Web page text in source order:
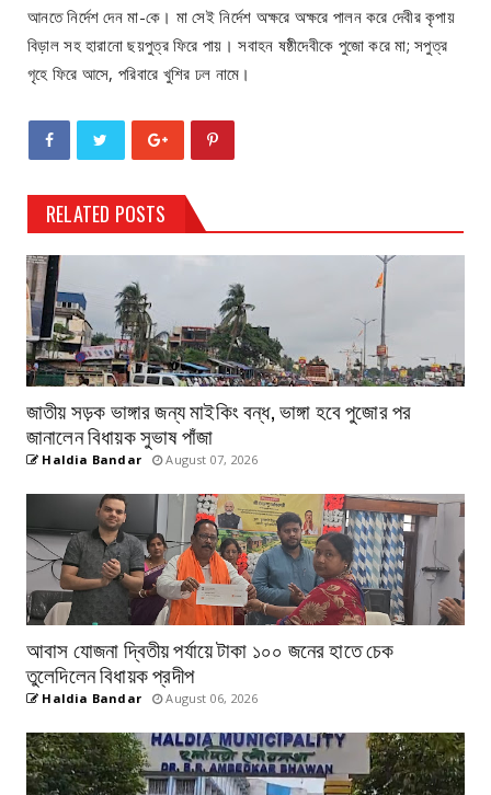
আনতে নির্দেশ দেন মা-কে। মা সেই নির্দেশ অক্ষরে অক্ষরে পালন করে দেবীর কৃপায়
বিড়াল সহ হারানো ছয়পুত্র ফিরে পায়। সবাহন ষষ্ঠীদেবীকে পুজো করে মা; সপুত্র
গৃহে ফিরে আসে, পরিবারে খুশির ঢল নামে।
RELATED POSTS
জাতীয় সড়ক ভাঙ্গার জন্য মাইকিং বন্ধ, ভাঙ্গা হবে পুজোর পর
জানালেন বিধায়ক সুভাষ পাঁজা
Haldia Bandar August 07, 2026
আবাস যোজনা দ্বিতীয় পর্যায়ে টাকা ১০০ জনের হাতে চেক
তুলেদিলেন বিধায়ক প্রদীপ
Haldia Bandar August 06, 2026